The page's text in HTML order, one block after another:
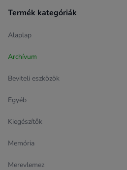
Termék kategóriák
Alaplap
Archívum
Beviteli eszközök
Egyéb
Kiegészítők
Memória
Merevlemez